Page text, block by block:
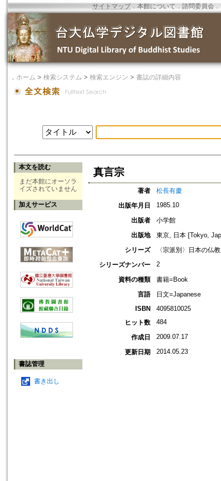
サイトマップ．本館について ． 諮問委員会 ．
． ホーム > 検索システム > 検索エンジン > 書誌の詳細内容
本文を読む
まだ本館にオーソラ
イズされていません
加えサービス
書誌管理
書き出し
真言宗
著者
松長有慶
出版年月日
1985.10
出版者
小学館
出版地
東京, 日本 [Tokyo,
シリーズ
〈宗派別〉日本の仏
シリーズナンバー
2
資料の種類
書籍=Book
言語
日文=Japanese
ISBN
4095810025
ヒット数
484
作成日 2009.07.17
更新日期 2014.05.23